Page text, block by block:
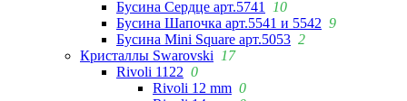
Бусина Сердце арт.5741
10
Бусина Шапочка арт.5541 и 5542 9
Бусина Mini Square арт.5053 2
Кристаллы Swarovski
17
Rivoli 1122 0
Rivoli 12 mm 0